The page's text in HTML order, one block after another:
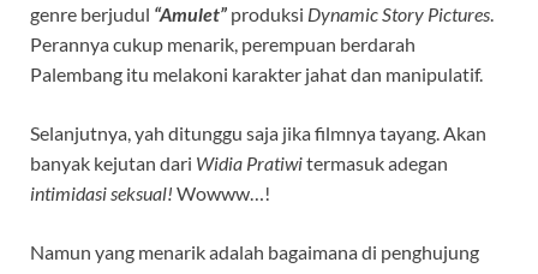
p
k
genre berjudul “Amulet” produksi Dynamic Story Pictures
Perannya cukup menarik, perempuan berdarah
Palembang itu melakoni karakter jahat dan manipulatif.
Selanjutnya, yah ditunggu saja jika filmnya tayang. Akan
banyak kejutan dari Widia Pratiwitermasuk adegan
intimidasi seksual! Wowww…!
Namun yang menarik adalah bagaimana di penghujung